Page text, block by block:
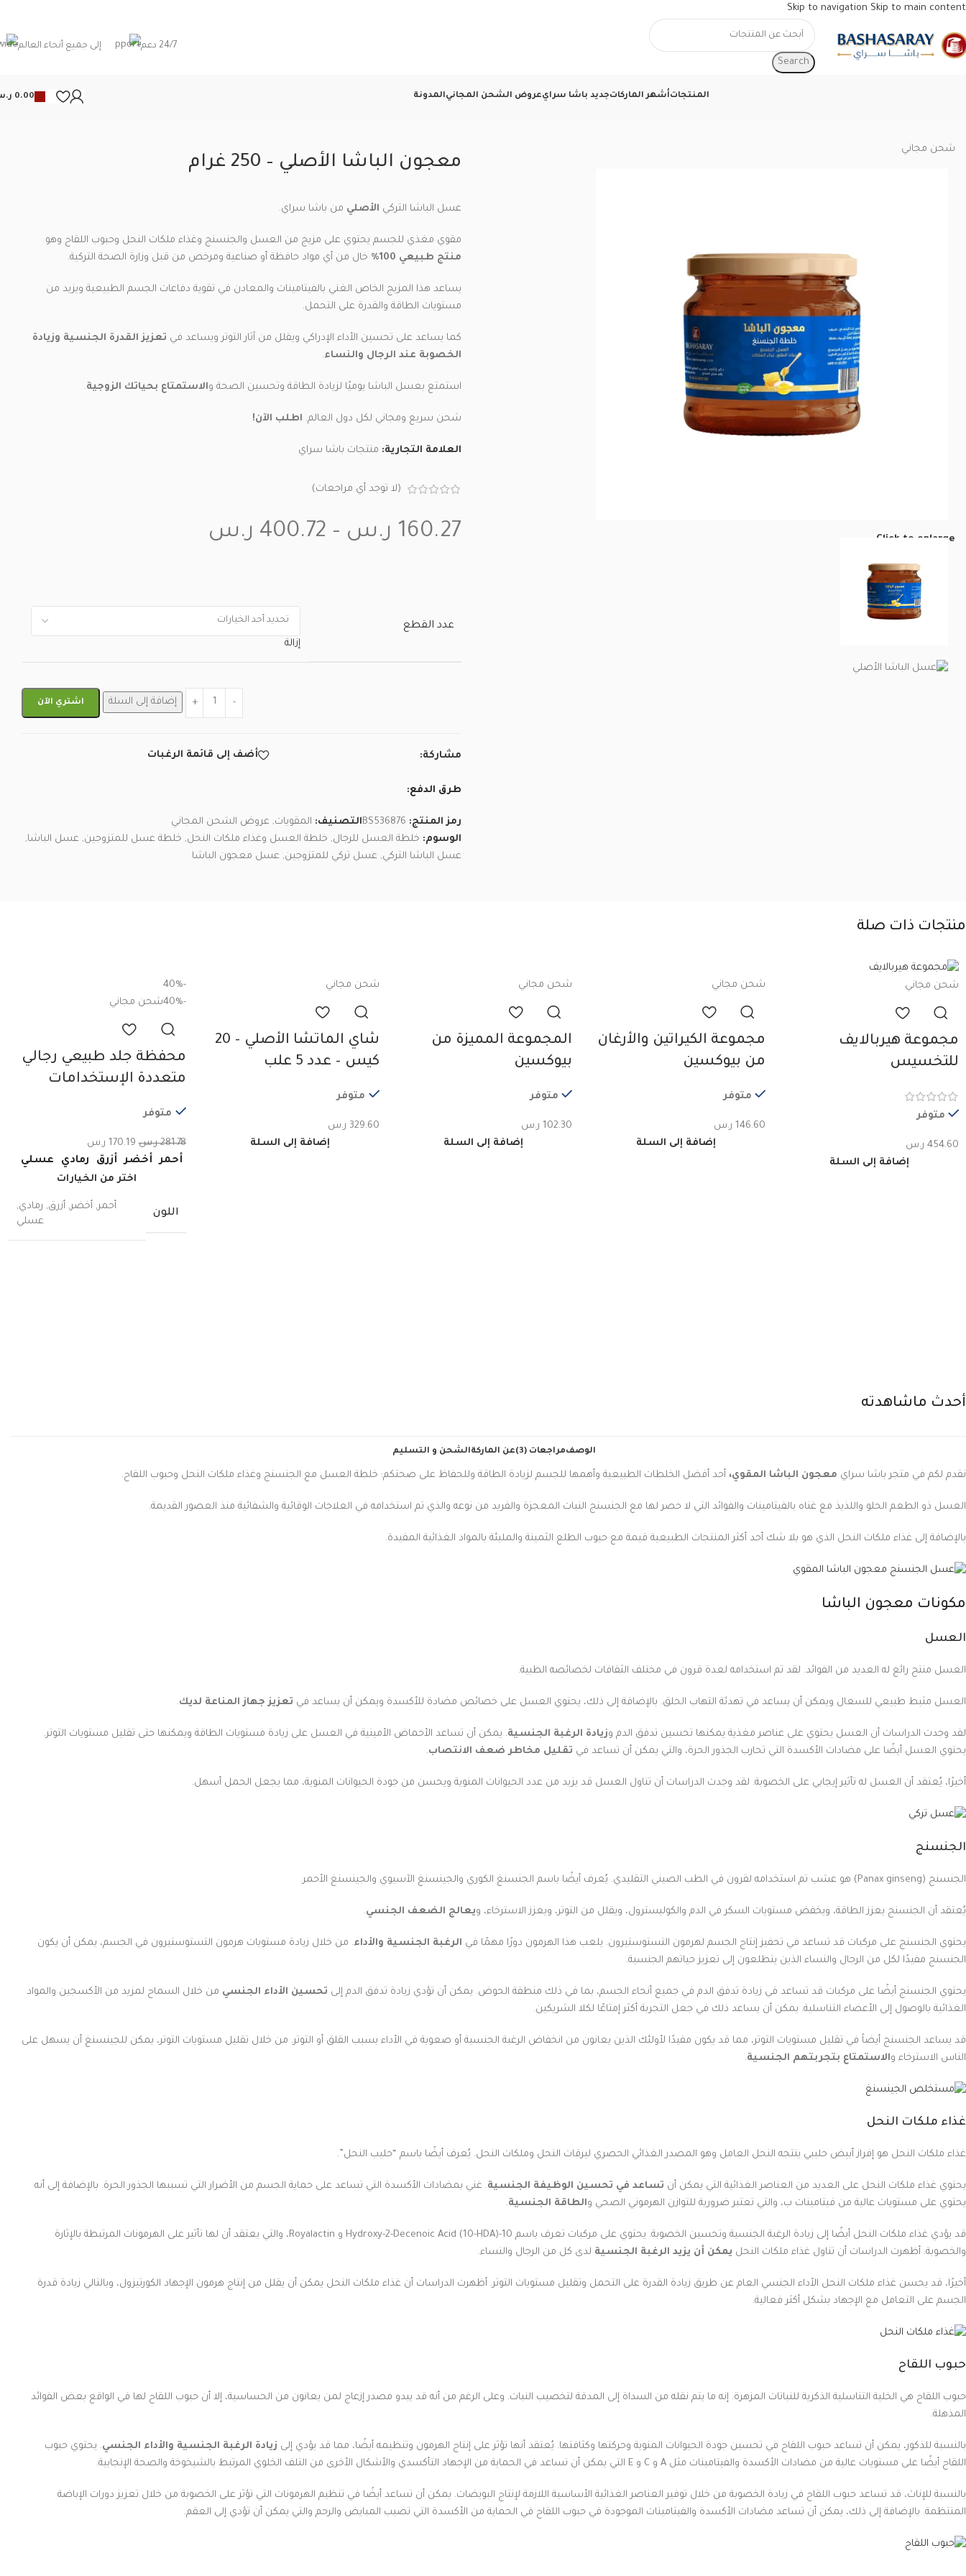
Skip to navigation Skip to main content
Search
24/7 دعم إلى جميع أنحاء العالم
المنتجاتأشهر الماركاتجديد باشا سرايعروض الشحن المجانيالمدونة 0.00
شحن مجاني
Click to enlarge
معجون الباشا الأصلي – 250 غرام
عسل الباشا التركي الأصلي من باشا سراي.
مقوي مغذي للجسم يحتوي على مزيج من العسل والجنسنج وغذاء ملكات النحل وحبوب اللقاح وهو
منتج طبيعي 100%
خال من أي مواد حافظة أو صناعية ومرخص من قبل وزارة الصحة التركية.
يساعد هذا المزيج الخاص الغني بالفيتامينات والمعادن في تقوية دفاعات الجسم الطبيعية ويزيد من
مستويات الطاقة والقدرة على التحمل.
كما يساعد على تحسين الأداء الإدراكي ويقلل من آثار التوتر ويساعد في تعزيز القدرة الجنسية وزيادة
الخصوبة عند الرجال والنساء.
استمتع بعسل الباشا يوميًا لزيادة الطاقة وتحسين الصحة والاستمتاع بحياتك الزوجية.
شحن سريع ومجاني لكل دول العالم. اطلب الآن!
العلامة التجارية: منتجات باشا سراي
(لا توجد أي مراجعات)
160.27 ر.س –
400.72 ر.س
عدد القطع
إزالة
إضافة إلى السلة اشتري الآن
أضف إلى قائمة الرغبات مشاركة:
طرق الدفع:
رمز المنتج: BS536876التصنيف: المقويات, عروض الشحن المجاني
الوسوم: خلطة العسل للرجال, خلطة العسل وغذاء ملكات النحل, خلطة عسل للمتزوجين, عسل الباشا,
عسل الباشا التركي, عسل تركي للمتزوجين, عسل معجون الباشا
منتجات ذات صلة
شحن مجاني
مجموعة هيربالايف
للتخسيس
متوفر
454.60 ر.س
إضافة إلى السلة
شحن مجاني
مجموعة الكيراتين والأرغان
من بيوكسين
متوفر
146.60 ر.س
إضافة إلى السلة
شحن مجاني
المجموعة المميزة من
بيوكسين
متوفر
102.30 ر.س
إضافة إلى السلة
شحن مجاني
شاي الماتشا الأصلي – 20
كيس – عدد 5 علب
متوفر
329.60 ر.س
إضافة إلى السلة
-40%
-40%
شحن مجاني
محفظة جلد طبيعي رجالي
متعددة الإستخدامات
متوفر
281.78 ر.س 170.19 ر.س
أحمر أخضر أزرق رمادي عسلي
اختر من الخيارات
اللون
أحمر , أخضر , أزرق, رمادي,
عسلي
أحدث ماشاهدته
الوصفمراجعات (3) عن الماركةالشحن و التسليم
نقدم لكم في متجر باشا سراي معجون الباشا المقوي، أحد أفضل الخلطات الطبيعية وأهمها للجسم لزيادة الطاقة وللحفاظ على صحتكم: خلطة العسل مع الجنسنج وغذاء ملكات النحل وحبوب اللقاح.
العسل ذو الطعم الحلو واللذيذ مع غناه بالفيتامينات والفوائد التي لا حصر لها مع الجنسنج النبات المعجزة والفريد من نوعه والذي تم استخدامه في العلاجات الوقائية والشفائية منذ العصور القديمة.
بالإضافة إلى غذاء ملكات النحل الذي هو بلا شك أحد أكثر المنتجات الطبيعية قيمة مع حبوب الطلع الثمينة والمليئة بالمواد الغذائية المفيدة.
مكونات معجون الباشا
العسل
العسل منتج رائع له العديد من الفوائد. لقد تم استخدامه لعدة قرون في مختلف الثقافات لخصائصه الطبية.
العسل مثبط طبيعي للسعال ويمكن أن يساعد في تهدئة التهاب الحلق. بالإضافة إلى ذلك، يحتوي العسل على خصائص مضادة للأكسدة ويمكن أن يساعد في تعزيز جهاز المناعة لديك.
لقد وجدت الدراسات أن العسل يحتوي على عناصر مغذية يمكنها تحسين تدفق الدم وزيادة الرغبة الجنسية. يمكن أن تساعد الأحماض الأمينية في العسل على زيادة مستويات الطاقة ويمكنها حتى تقليل مستويات التوتر.
يحتوي العسل أيضًا على مضادات الأكسدة التي تحارب الجذور الحرة، والتي يمكن أن تساعد في تقليل مخاطر ضعف الانتصاب.
أخيرًا، يُعتقد أن العسل له تأثير إيجابي على الخصوبة. لقد وجدت الدراسات أن تناول العسل قد يزيد من عدد الحيوانات المنوية ويحسن من جودة الحيوانات المنوية، مما يجعل الحمل أسهل.
الجنسنج
الجنسنج (Panax ginseng) هو عشب تم استخدامه لقرون في الطب الصيني التقليدي. يُعرف أيضًا باسم الجنسنغ الكوري والجينسنغ الآسيوي والجينسنغ الأحمر.
يُعتقد أن الجنسنج يعزز الطاقة، ويخفض مستويات السكر في الدم والكوليسترول، ويقلل من التوتر، ويعزز الاسترخاء، ويعالج الضعف الجنسي.
يحتوي الجنسنج على مركبات قد تساعد في تحفيز إنتاج الجسم لهرمون التستوستيرون. يلعب هذا الهرمون دورًا مهمًا في الرغبة الجنسية والأداء. من خلال زيادة مستويات هرمون التستوستيرون في الجسم، يمكن أن يكون
الجنسنج مفيدًا لكل من الرجال والنساء الذين يتطلعون إلى تعزيز حياتهم الجنسية.
يحتوي الجنسنج أيضًا على مركبات قد تساعد في زيادة تدفق الدم في جميع أنحاء الجسم، بما في ذلك منطقة الحوض. يمكن أن تؤدي زيادة تدفق الدم إلى تحسين الأداء الجنسي من خلال السماح لمزيد من الأكسجين والمواد
الغذائية بالوصول إلى الأعضاء التناسلية. يمكن أن يساعد ذلك في جعل التجربة أكثر إمتاعًا لكلا الشريكين.
قد يساعد الجنسنج أيضاً في تقليل مستويات التوتر، مما قد يكون مفيدًا لأولئك الذين يعانون من انخفاض الرغبة الجنسية أو صعوبة في الأداء بسبب القلق أو التوتر. من خلال تقليل مستويات التوتر، يمكن للجينسنغ أن يسهل على
الناس الاسترخاء والاستمتاع بتجربتهم الجنسية.
غذاء ملكات النحل
غذاء ملكات النحل هو إفراز أبيض حليبي ينتجه النحل العامل وهو المصدر الغذائي الحصري ليرقات النحل وملكات النحل. يُعرف أيضًا باسم “حليب النحل”.
يحتوي غذاء ملكات النحل على العديد من العناصر الغذائية التي يمكن أن تساعد في تحسين الوظيفة الجنسية. غني بمضادات الأكسدة التي تساعد على حماية الجسم من الأضرار التي تسببها الجذور الحرة. بالإضافة إلى أنه
يحتوي على مستويات عالية من فيتامينات ب، والتي تعتبر ضرورية للتوازن الهرموني الصحي والطاقة الجنسية.
قد يؤدي غذاء ملكات النحل أيضًا إلى زيادة الرغبة الجنسية وتحسين الخصوبة. يحتوي على مركبات تعرف باسم 10-Hydroxy-2-Decenoic Acid (10-HDA) و Royalactin، والتي يعتقد أن لها تأثير على الهرمونات المرتبطة بالإثارة
والخصوبة. أظهرت الدراسات أن تناول غذاء ملكات النحل يمكن أن يزيد الرغبة الجنسية لدى كل من الرجال والنساء.
أخيرًا، قد يحسن غذاء ملكات النحل الأداء الجنسي العام عن طريق زيادة القدرة على التحمل وتقليل مستويات التوتر. أظهرت الدراسات أن غذاء ملكات النحل يمكن أن يقلل من إنتاج هرمون الإجهاد الكورتيزول، وبالتالي زيادة قدرة
الجسم على التعامل مع الإجهاد بشكل أكثر فعالية.
حبوب اللقاح
حبوب اللقاح هي الخلية التناسلية الذكرية للنباتات المزهرة. إنه ما يتم نقله من السداة إلى المدقة لتخصيب النبات. وعلى الرغم من أنه قد يبدو مصدر إزعاج لمن يعانون من الحساسية، إلا أن حبوب اللقاح لها في الواقع بعض الفوائد
المذهلة.
بالنسبة للذكور، يمكن أن تساعد حبوب اللقاح في تحسين جودة الحيوانات المنوية وحركتها وكثافتها. يُعتقد أنها تؤثر على إنتاج الهرمون وتنظيمه أيضًا، مما قد يؤدي إلى زيادة الرغبة الجنسية والأداء الجنسي. يحتوي حبوب
اللقاح أيضًا على مستويات عالية من مضادات الأكسدة والفيتامينات مثل A و C و E التي يمكن أن تساعد في الحماية من الإجهاد التأكسدي والأشكال الأخرى من التلف الخلوي المرتبط بالشيخوخة والصحة الإنجابية.
بالنسبة للإناث، قد تساعد حبوب اللقاح في زيادة الخصوبة من خلال توفير العناصر الغذائية الأساسية اللازمة لإنتاج البويضات. يمكن أن تساعد أيضًا في تنظيم الهرمونات التي تؤثر على الخصوبة من خلال تعزيز دورات الإباضة
المنتظمة. بالإضافة إلى ذلك، يمكن أن تساعد مضادات الأكسدة والفيتامينات الموجودة في حبوب اللقاح في الحماية من الأكسدة التي تصيب المبايض والرحم والتي يمكن أن تؤدي إلى العقم.